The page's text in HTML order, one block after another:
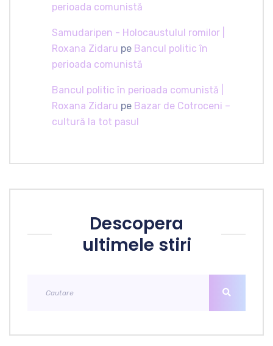
perioada comunistă
Samudaripen - Holocaustulul romilor |
Roxana Zidaru pe Bancul politic în
perioada comunistă
Bancul politic în perioada comunistă |
Roxana Zidaru pe Bazar de Cotroceni –
cultură la tot pasul
Descopera
ultimele stiri